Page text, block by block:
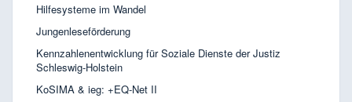
Hilfesysteme im Wandel
Jungenleseförderung
Kennzahlenentwicklung für Soziale Dienste der Justiz
Schleswig-Holstein
KoSIMA & ieg: +EQ-Net II